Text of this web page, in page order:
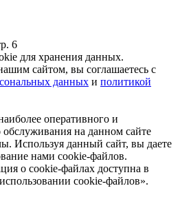
6
для хранения данных.
сайтом, вы соглашаетесь с
данных и политикой
оперативного и
на данном сайте
Используя данный сайт, вы даете
нами cookie-файлов.
о cookie-файлах доступна в
cookie-файлов».